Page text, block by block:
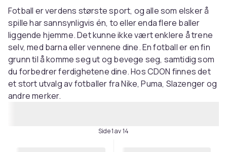
Fotball er verdens største sport, og alle som elsker å
spille har sannsynligvis én, to eller enda flere baller
liggende hjemme. Det kunne ikke vært enklere å trene
selv, med barna eller vennene dine. En fotball er en fin
grunn til å komme seg ut og bevege seg, samtidig som
du forbedrer ferdighetene dine. Hos CDON finnes det
et stort utvalg av fotballer fra Nike, Puma, Slazenger og
andre merker.
Side 1 av 14